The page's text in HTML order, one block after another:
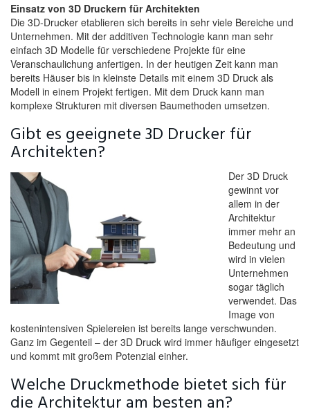
Einsatz von 3D Druckern für Architekten
Die 3D-Drucker etablieren sich bereits in sehr viele Bereiche und
Unternehmen. Mit der additiven Technologie kann man sehr
einfach 3D Modelle für verschiedene Projekte für eine
Veranschaulichung anfertigen. In der heutigen Zeit kann man
bereits Häuser bis in kleinste Details mit einem 3D Druck als
Modell in einem Projekt fertigen. Mit dem Druck kann man
komplexe Strukturen mit diversen Baumethoden umsetzen.
Gibt es geeignete 3D Drucker für
Architekten?
Der 3D Druck
gewinnt vor
allem in der
Architektur
immer mehr an
Bedeutung und
wird in vielen
Unternehmen
sogar täglich
verwendet. Das
Image von
kostenintensiven Spielereien ist bereits lange verschwunden.
Ganz im Gegenteil – der 3D Druck wird immer häufiger eingesetzt
und kommt mit großem Potenzial einher.
Welche Druckmethode bietet sich für
die Architektur am besten an?